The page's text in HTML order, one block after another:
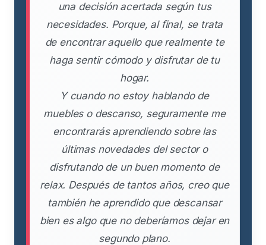
una decisión acertada según tus
necesidades. Porque, al final, se trata
de encontrar aquello que realmente te
haga sentir cómodo y disfrutar de tu
hogar.
Y cuando no estoy hablando de
muebles o descanso, seguramente me
encontrarás aprendiendo sobre las
últimas novedades del sector o
disfrutando de un buen momento de
relax. Después de tantos años, creo que
también he aprendido que descansar
bien es algo que no deberíamos dejar en
segundo plano.